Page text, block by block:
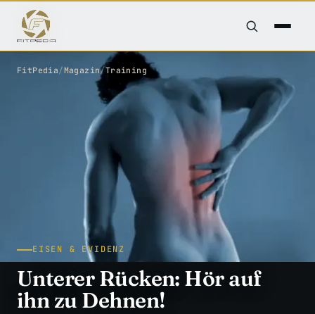
FitPedia/Magazin/Training
EISEN & EVIDENZ
Unterer Rücken: Hör auf
ihn zu Dehnen!